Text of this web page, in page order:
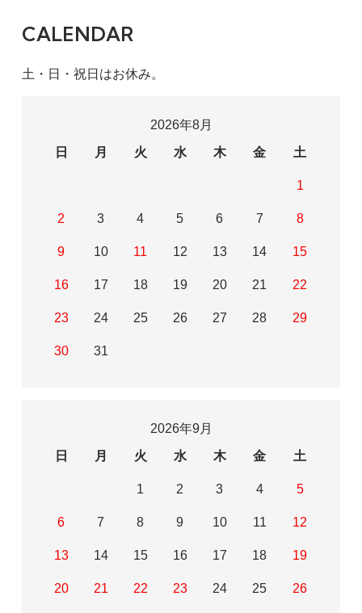
CALENDAR
土・日・祝日はお休み。
2026年8月
日
月 火 水 木 金 土
1
2 3 4 5 6 7 8
9 10 11 12 13 14 15
16 17 18 19 20 21 22
23 24 25 26 27 28 29
30 31
2026年9月
日
月 火 水 木 金 土
1 2 3 4 5
6 7 8 9 10 11 12
13 14 15 16 17 18 19
20 21 22 23 24 25 26